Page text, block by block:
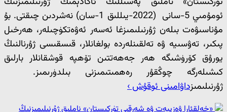
ئومۇمىي 5-سانى (2022-يىللىق 1-سان) نەشردىن چىقتى. بۇ
مۇناسىۋەت بىلەن ژۇرنىلىمىزغا ئەسەر ئەۋەتكۈچىلەر، ھەرخىل
پىكىر، تەۋسىيە ۋە تەلقىنلەردە بولغانلار، قىسقىسى ژۇرنالنىڭ
يورۇق كۆرۈشىگە ھەر جەھەتتىن تۆھپە قوشقانلار بارلىق
كىشىلەرگە چوڭقۇر رەھمىتىمىزنى بىلدۈرىمىز.
ژۇرنىلىمىزداۋامىنى ئوقۇش ›